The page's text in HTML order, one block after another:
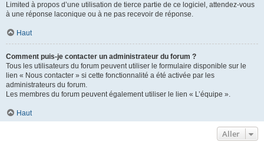
Limited à propos d’une utilisation de tierce partie de ce logiciel, attendez-vous
à une réponse laconique ou à ne pas recevoir de réponse.
Haut
Comment puis-je contacter un administrateur du forum ?
Tous les utilisateurs du forum peuvent utiliser le formulaire disponible sur le
lien « Nous contacter » si cette fonctionnalité a été activée par les
administrateurs du forum.
Les membres du forum peuvent également utiliser le lien « L’équipe ».
Haut
Aller